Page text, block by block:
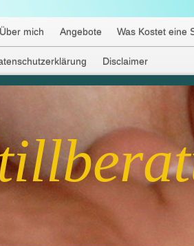
Über mich Angebote Was Kostet eine
Disclaimer